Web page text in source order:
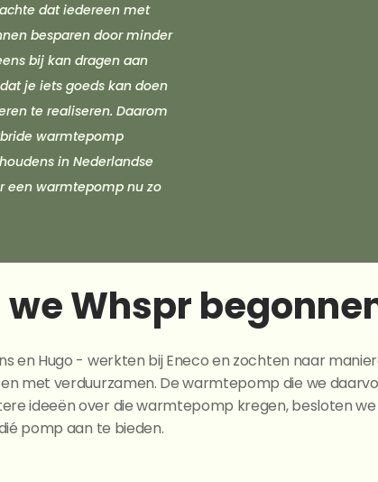
dat iedereen met
besparen door minder
bij kan dragen aan
je iets goeds kan doen
te realiseren. Daarom
warmtepomp
in Nederlandse
een warmtepomp nu zo
Whspr
en Hugo - werkten bij Eneco en zochten naar
met verduurzamen. De warmtepomp die we
ideeën over die warmtepomp kregen, besloten
pomp aan te bieden.